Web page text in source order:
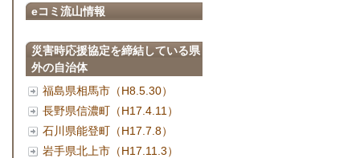
eコミ流山情報
災害時応援協定を締結している県
外の自治体
福島県相馬市（H8.5.30）
長野県信濃町（H17.4.11）
石川県能登町（H17.7.8）
岩手県北上市（H17.11.3）